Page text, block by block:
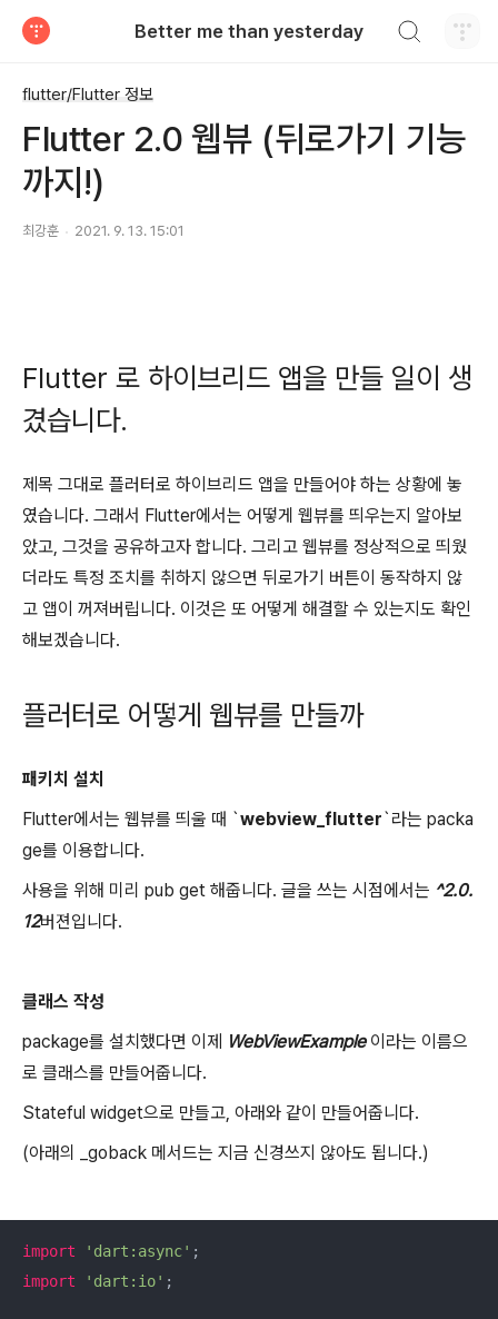
Better me than yesterday
flutter/Flutter 정보
Flutter 2.0 웹뷰 (뒤로가기 기능
까지!)
최강훈 2021. 9. 13. 15:01
Flutter 로 하이브리드 앱을 만들 일이 생
겼습니다.
제목 그대로 플러터로 하이브리드 앱을 만들어야 하는 상황에 놓
였습니다. 그래서 Flutter에서는 어떻게 웹뷰를 띄우는지 알아보
았고, 그것을 공유하고자 합니다. 그리고 웹뷰를 정상적으로 띄웠
더라도 특정 조치를 취하지 않으면 뒤로가기 버튼이 동작하지 않
고 앱이 꺼져버립니다. 이것은 또 어떻게 해결할 수 있는지도 확인
해보겠습니다.
플러터로 어떻게 웹뷰를 만들까
패키치 설치
Flutter에서는 웹뷰를 띄울 때 `webview_flutter`라는 packa
ge를 이용합니다.
사용을 위해 미리 pub get 해줍니다. 글을 쓰는 시점에서는 ^2.0.
12버젼입니다.
클래스 작성
package를 설치했다면 이제 WebViewExample이라는 이름으
로 클래스를 만들어줍니다.
Stateful widget으로 만들고, 아래와 같이 만들어줍니다.
(아래의 _goback 메서드는 지금 신경쓰지 않아도 됩니다.)
import 'dart:async'
import
'dart:io' ;